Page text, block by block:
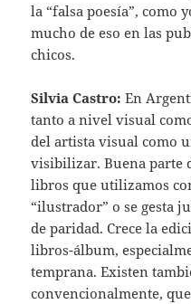
la “falsa poesía”, como
mucho de eso en las
chicos.
Silvia Castro:En
tanto a nivel visual
del artista visual como
visibilizar. Buena parte
libros que utilizamos
“ilustrador” o se gesta
de paridad. Crece la
libros-álbum,
temprana. Existen
convencionalmente,